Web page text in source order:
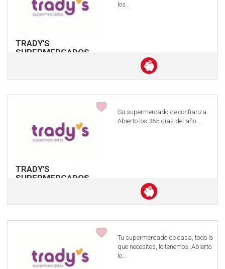
TRADY'S
SUPERMERCADOS
los...
TRADY'S
SUPERMERCADOS
Su supermercado de confianza.
Abierto los 365 dí­as del año....
Tu supermercado de casa, todo lo
que necesites, lo tenemos. Abierto
lo...